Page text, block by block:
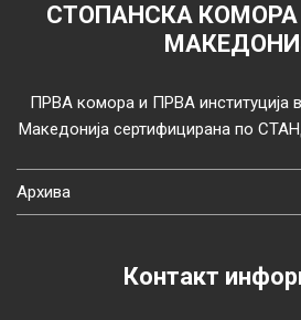
СТОПАНСКА КОМОРА
ПРВА комора и ПРВА институција
Македонија сертифицирана по
Архива
Контакт